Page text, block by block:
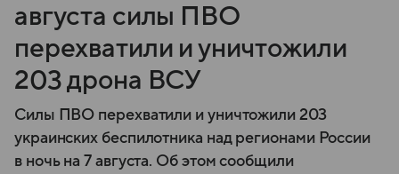
августа силы ПВО
перехватили и уничтожили
203 дрона ВСУ
Силы ПВО перехватили и уничтожили 203
украинских беспилотника над регионами России
в ночь на 7 августа. Об этом сообщили